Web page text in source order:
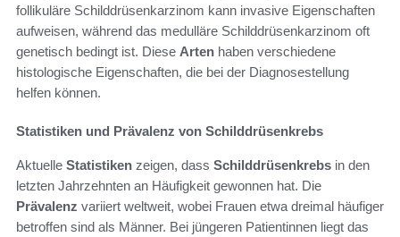
follikuläre Schilddrüsenkarzinom kann invasive Eigenschaften
aufweisen, während das medulläre Schilddrüsenkarzinom oft
genetisch bedingt ist. Diese Arten haben verschiedene
histologische Eigenschaften, die bei der Diagnosestellung
helfen können.
Statistiken und Prävalenz von Schilddrüsenkrebs
Aktuelle Statistiken zeigen, dass Schilddrüsenkrebs in den
letzten Jahrzehnten an Häufigkeit gewonnen hat. Die
Prävalenz variiert weltweit, wobei Frauen etwa dreimal häufiger
betroffen sind als Männer. Bei jüngeren Patientinnen liegt das